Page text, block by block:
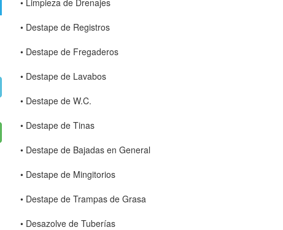
• Limpieza de Drenajes
• Destape de Registros
• Destape de Fregaderos
• Destape de Lavabos
• Destape de W.C.
• Destape de Tinas
• Destape de Bajadas en General
• Destape de Mingitorios
• Destape de Trampas de Grasa
• Desazolve de Tuberías